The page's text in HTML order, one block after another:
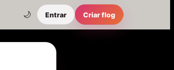
🌙 Entrar Criar flog